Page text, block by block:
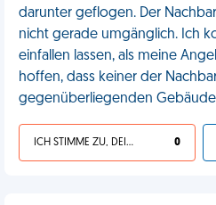
darunter geflogen. Der
nicht gerade umgänglich. Ich
einfallen lassen, als meine
hoffen, dass keiner der
gegenüberliegenden Gebäude
ICH STIMME ZU, DEIN LEBEN IST SCHEISSE 0